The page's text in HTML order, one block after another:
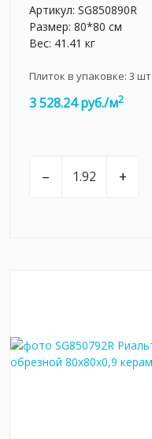
Артикул: SG850890R
Размер: 80*80 см
Вес: 41.41 кг
Плиток в упаковке: 3 шт
3 528.24 руб./м2
– +